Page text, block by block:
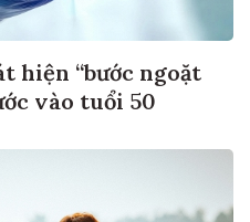
hiện “bước ngoặt
vào tuổi 50